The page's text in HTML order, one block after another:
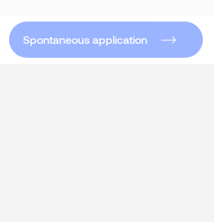
Spontaneous application